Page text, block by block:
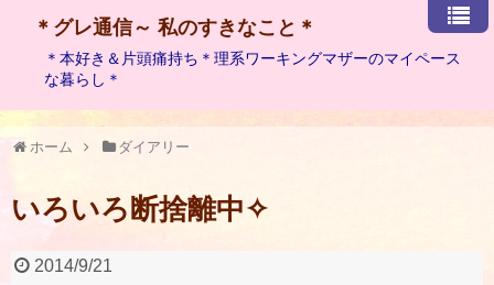
＊グレ通信～ 私のすきなこと＊
＊本好き＆片頭痛持ち＊理系ワーキングマザーのマイペース
な暮らし＊
ホーム ダイアリー
いろいろ断捨離中✧
2014/9/21